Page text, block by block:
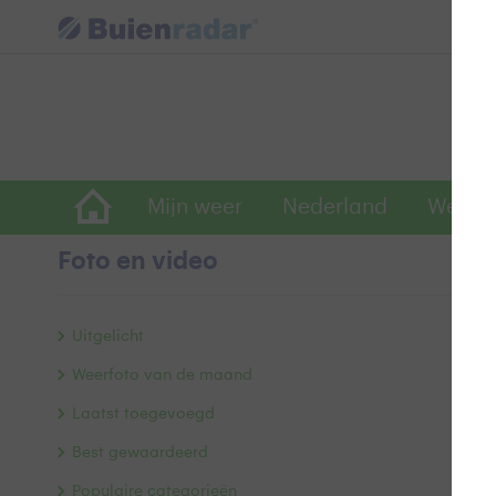
Mijn weer Nederland
Foto en video
Uitgelicht
Weerfoto van de maand
Laatst toegevoegd
Best gewaardeerd
Populaire categorieën